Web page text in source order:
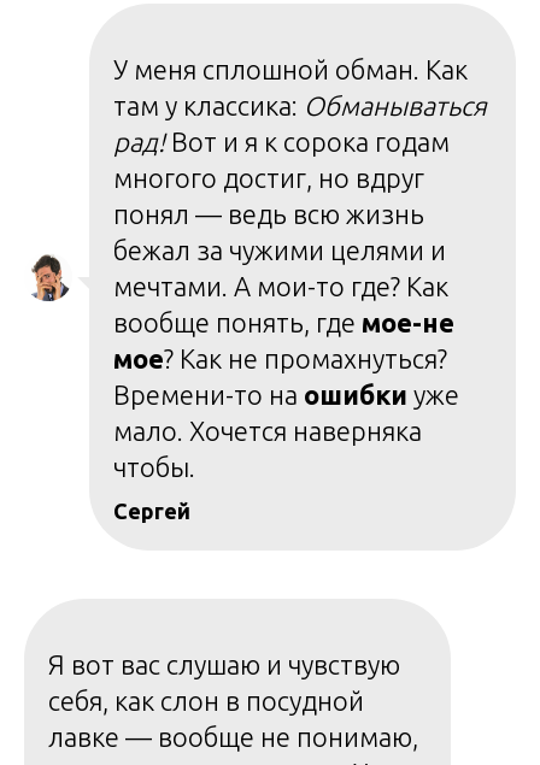
У меня сплошной обман. Как
там у классика: Обманываться
рад!Вот и я к сорока годам
многого достиг, но вдруг
понял — ведь всю жизнь
бежал за чужими целями и
мечтами. А мои-то где? Как
вообще понять, где мое-не
мое? Как не промахнуться?
Времени-то на ошибки уже
мало. Хочется наверняка
чтобы.
Сергей
Я вот вас слушаю и чувствую
себя, как слон в посудной
лавке — вообще не понимаю,